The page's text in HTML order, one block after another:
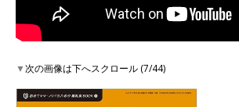
▼次の画像は下へスクロール (7/44)